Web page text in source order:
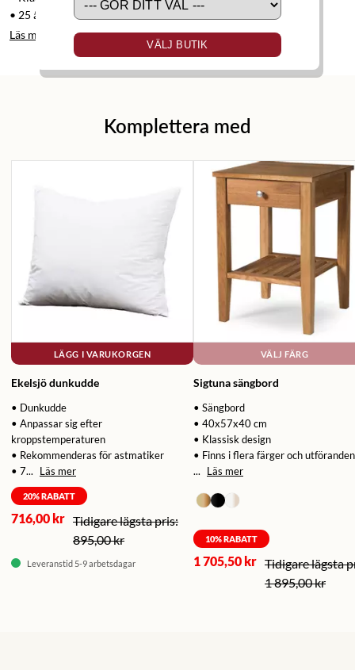
VÄLJ BUTIK
• 25 års garanti mot fjäder- och rambrott.
Läs mer
Komplettera med
LÄGG I VARUKORGEN
Ekelsjö dunkudde
• Dunkudde
• Anpassar sig efter
kroppstemperaturen
• Rekommenderas för astmatiker
• 7...
Läs mer
20% RABATT
716,00 kr
895,00 kr
Leveranstid 5-9 arbetsdagar
VÄLJ FÄRG
Sigtuna sängbord
• Sängbord
• 40x57x40 cm
• Klassisk design
• Finns i flera färger och utföranden
...
Läs mer
10% RABATT
1 705,50 kr
1 895,00 kr